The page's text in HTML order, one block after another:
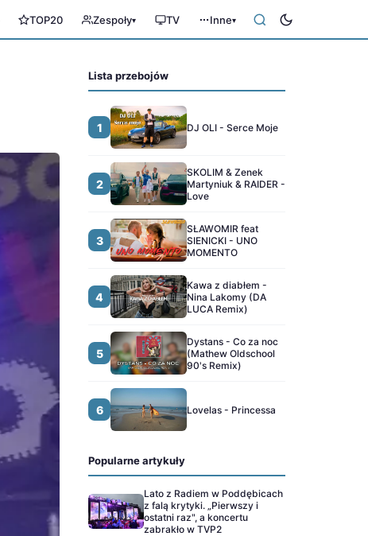
TOP20 Zespoły▾ TV Inne▾
Lista przebojów
1 DJ OLI - Serce Moje
2
SKOLIM & Zenek
Martyniuk & RAIDER -
Love
3
SŁAWOMIR feat
SIENICKI - UNO
MOMENTO
4
Kawa z diabłem -
Nina Lakomy (DA
LUCA Remix)
5
Dystans - Co za noc
(Mathew Oldschool
90's Remix)
6 Lovelas - Princessa
Popularne artykuły
Lato z Radiem w Poddębicach
z falą krytyki. „Pierwszy i
ostatni raz", a koncertu
zabrakło w TVP2